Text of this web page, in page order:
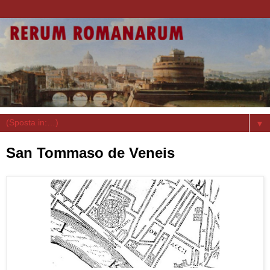
▼
San Tommaso de Veneis